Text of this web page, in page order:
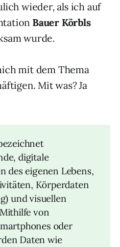
wieder, als ich auf
Bauer Körbls
wurde.
mit dem Thema
Mit was? Ja
digitale
des eigenen Lebens,
Körperdaten
und visuellen
von
oder
Daten wie